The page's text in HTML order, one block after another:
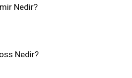
Nedir?
Nedir?